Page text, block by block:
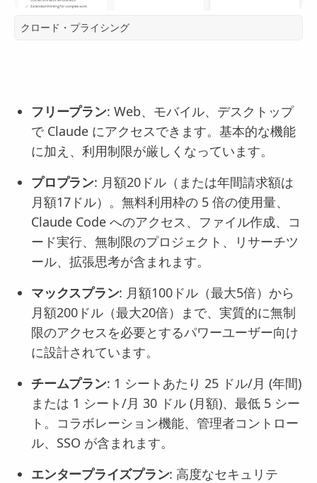
クロード・プライシング
フリープラン: Web、モバイル、デスクトップ
で Claude にアクセスできます。基本的な機能
に加え、利用制限が厳しくなっています。
プロプラン: 月額20ドル（または年間請求額は
月額17ドル）。無料利用枠の 5 倍の使用量、
Claude Code へのアクセス、ファイル作成、コ
ード実行、無制限のプロジェクト、リサーチツ
ール、拡張思考が含まれます。
マックスプラン: 月額100ドル（最大5倍）から
月額200ドル（最大20倍）まで、実質的に無制
限のアクセスを必要とするパワーユーザー向け
に設計されています。
チームプラン: 1 シートあたり 25 ドル/月 (年間)
または 1 シート/月 30 ドル (月額)、最低 5 シー
ト。コラボレーション機能、管理者コントロー
ル、SSO が含まれます。
エンタープライズプラン: 高度なセキュリテ